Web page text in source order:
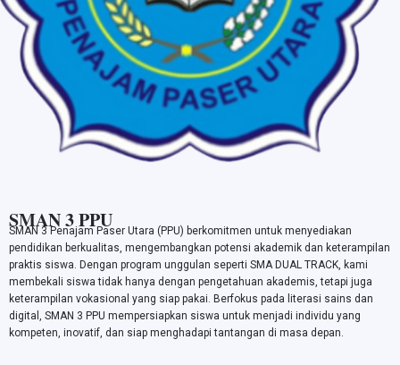
SMAN 3 PPU
SMAN 3 Penajam Paser Utara (PPU) berkomitmen untuk menyediakan
pendidikan berkualitas, mengembangkan potensi akademik dan keterampilan
praktis siswa. Dengan program unggulan seperti SMA DUAL TRACK, kami
membekali siswa tidak hanya dengan pengetahuan akademis, tetapi juga
keterampilan vokasional yang siap pakai. Berfokus pada literasi sains dan
digital, SMAN 3 PPU mempersiapkan siswa untuk menjadi individu yang
kompeten, inovatif, dan siap menghadapi tantangan di masa depan.